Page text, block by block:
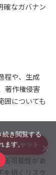
確なガバナン
程や、生成
著作権侵害
囲についても
に基づかな
る可能性があ
を招くリスク
き閲覧する
ます。